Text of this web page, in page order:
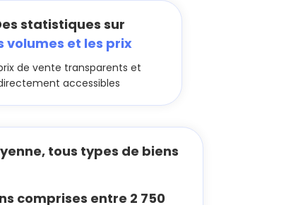
statistiques sur
volumes et les prix
de vente transparents et
accessibles
tous types de biens
comprises entre 2 750